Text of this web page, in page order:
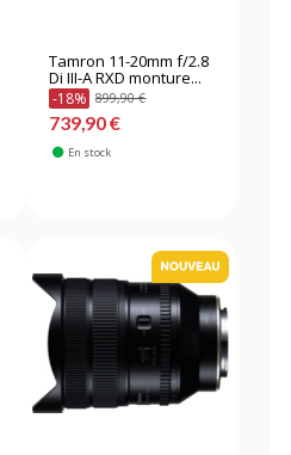
Tamron 11-20mm f/2.8
Di III-A RXD monture...
-18% 899,90 €
739,90 €
En stock